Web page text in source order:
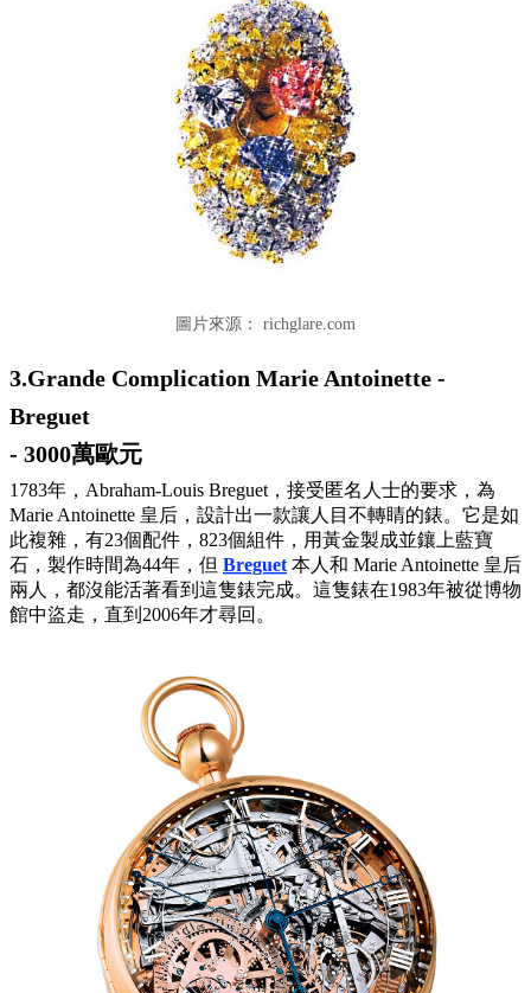
圖片來源： richglare.com
3.Grande Complication Marie Antoinette -
Breguet
- 3000萬歐元
1783年，Abraham-Louis Breguet，接受匿名人士的要求，為
Marie Antoinette 皇后，設計出一款讓人目不轉睛的錶。它是如
此複雜，有23個配件，823個組件，用黃金製成並鑲上藍寶
石，製作時間為44年，但 Breguet 本人和 Marie Antoinette 皇后
兩人，都沒能活著看到這隻錶完成。這隻錶在1983年被從博物
館中盜走，直到2006年才尋回。